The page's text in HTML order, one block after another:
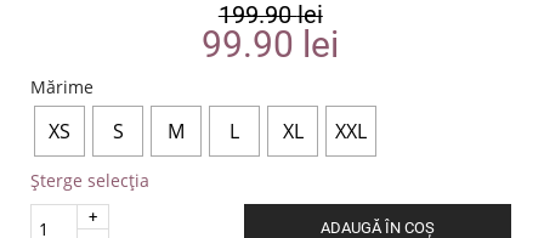
199.90lei
99.90 lei
Mărime
XS S M L XL XXL
Șterge selecția
Quantity
ADAUGĂ ÎN COȘ